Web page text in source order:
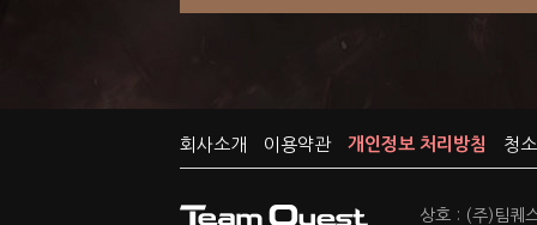
회사소개 이용약관 개인정보 처리방침 청
상호 : (주)팀퀘